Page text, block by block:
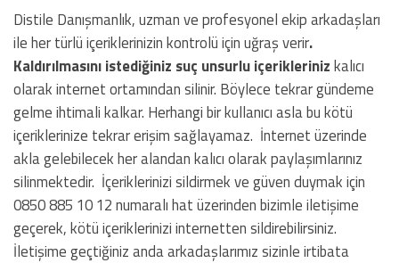
Distile Danışmanlık, uzman ve profesyonel ekip arkadaşları
ile her türlü içeriklerinizin kontrolü için uğraş verir.
Kaldırılmasını istediğiniz suç unsurlu içeriklerinizkalıcı
olarak internet ortamından silinir. Böylece tekrar gündeme
gelme ihtimali kalkar. Herhangi bir kullanıcı asla bu kötü
içeriklerinize tekrar erişim sağlayamaz. İnternet üzerinde
akla gelebilecek her alandan kalıcı olarak paylaşımlarınız
silinmektedir. İçeriklerinizi sildirmek ve güven duymak için
0850 885 10 12 numaralı hat üzerinden bizimle iletişime
geçerek, kötü içeriklerinizi internetten sildirebilirsiniz.
İletişime geçtiğiniz anda arkadaşlarımız sizinle irtibata